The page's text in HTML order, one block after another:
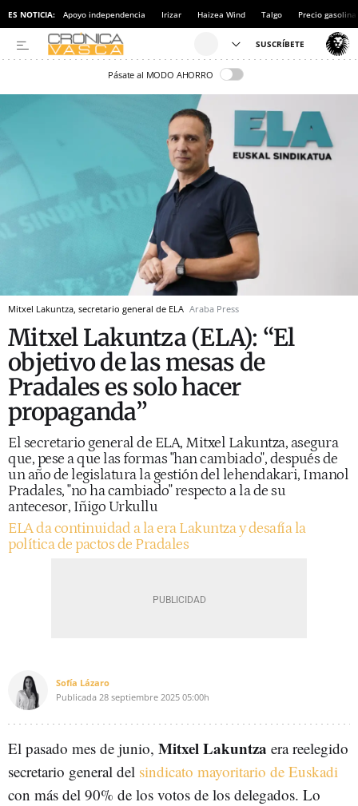
ES NOTICIA: Apoyo independencia Irizar Haizea Wind Talgo Precio gasolina
Pásate al MODO AHORRO
Mitxel Lakuntza, secretario general de ELA Araba Press
Mitxel Lakuntza (ELA): “El
objetivo de las mesas de
Pradales es solo hacer
propaganda”
El secretario general de ELA, Mitxel Lakuntza, asegura
que, pese a que las formas "han cambiado", después de
un año de legislatura la gestión del lehendakari, Imanol
Pradales, "no ha cambiado" respecto a la de su
antecesor, Iñigo Urkullu
ELA da continuidad a la era Lakuntza y desafía la
política de pactos de Pradales
Sofía Lázaro
Publicada 28 septiembre 2025 05:00h
El pasado mes de junio, Mitxel Lakuntza era reelegido
secretario general del sindicato mayoritario de Euskadi
con más del 90% de los votos de los delegados. Lo